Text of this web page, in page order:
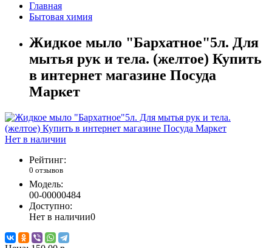
Главная
Бытовая химия
Жидкое мыло "Бархатное"5л. Для
мытья рук и тела. (желтое) Купить
в интернет магазине Посуда
Маркет
Нет в наличии
Рейтинг:
0 отзывов
Модель:
00-00000484
Доступно:
Нет в наличии0